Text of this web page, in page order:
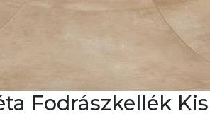
Fodrászkellék